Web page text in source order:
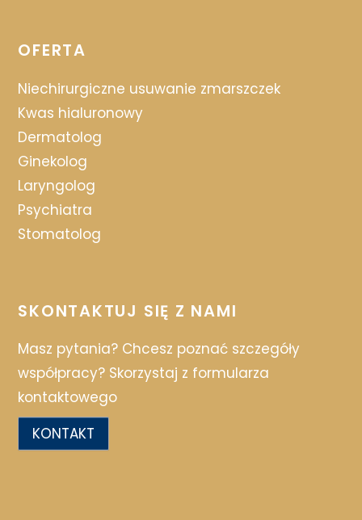
OFERTA
Niechirurgiczne usuwanie zmarszczek
Kwas hialuronowy
Dermatolog
Ginekolog
Laryngolog
Psychiatra
Stomatolog
SKONTAKTUJ SIĘ Z NAMI
Masz pytania? Chcesz poznać szczegóły
współpracy? Skorzystaj z formularza
kontaktowego
KONTAKT